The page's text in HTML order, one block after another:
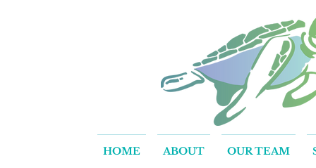
HOME ABOUT OUR TEAM